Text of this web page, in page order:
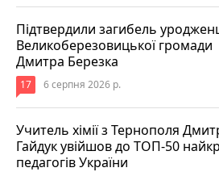
Підтвердили загибель
Великоберезовицької громади
Дмитра Березка
17 6 серпня 2026 р.
Учитель хімії з Тернополя
Гайдук увійшов до ТОП-50
педагогів України